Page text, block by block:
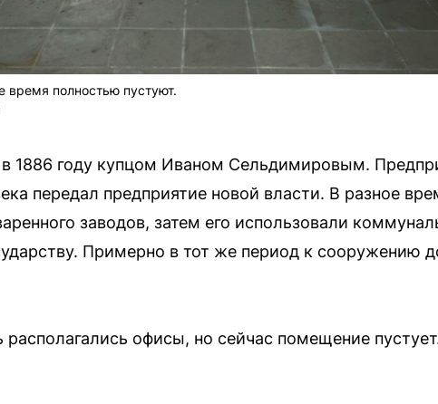
полностью пустуют.
1886 году купцом Иваном Сельдимировым.
передал предприятие новой власти. В разное
заводов, затем его использовали
Примерно в тот же период к сооружению
офисы, но сейчас помещение